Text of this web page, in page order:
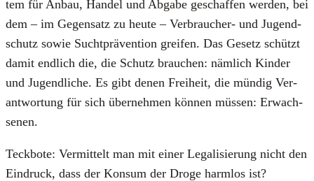
tem für Anbau, Han­del und Abga­be geschaf­fen wer­den, bei
dem – im Gegen­satz zu heu­te – Ver­brau­cher- und Jugend­
schutz sowie Sucht­prä­ven­ti­on grei­fen. Das Gesetz schützt
damit end­lich die, die Schutz brau­chen: näm­lich Kin­der
und Jugend­li­che. Es gibt denen Frei­heit, die mün­dig Ver­
ant­wor­tung für sich über­neh­men kön­nen müs­sen: Erwach­
se­nen.
Teck­bo­te: Ver­mit­telt man mit einer Lega­li­sie­rung nicht den
Ein­druck, dass der Kon­sum der Dro­ge harm­los ist?